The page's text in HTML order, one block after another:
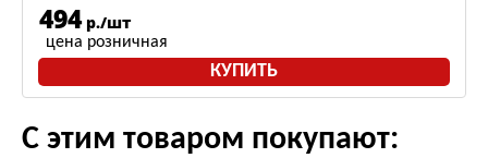
494 р./шт
цена розничная
КУПИТЬ
С этим товаром покупают: